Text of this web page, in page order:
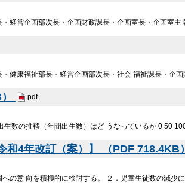
経営企画部次長・企画財政課長・企画室長・企画室
健康福祉部長・経営企画部次長・社会 福祉課長・企
pdf
生数の推移（年間出生数）はど うなっているか 0 50
和4年改訂（案）】 （PDF 718.4KB
の意 向を積極的に検討する。 ２．児童生徒数の減少